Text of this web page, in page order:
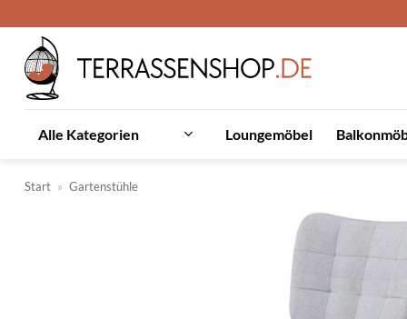
Inhalt
springen
Alle Kategorien Loungemöbel
Start » Gartenstühle